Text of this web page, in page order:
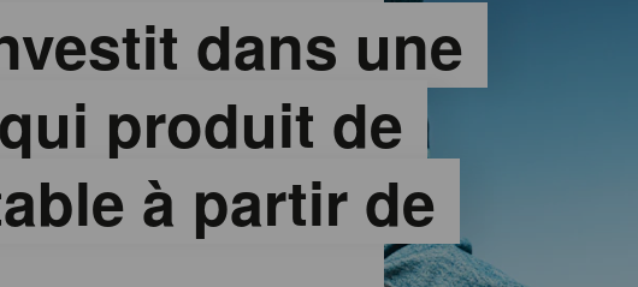
dans une
produit de
à partir de